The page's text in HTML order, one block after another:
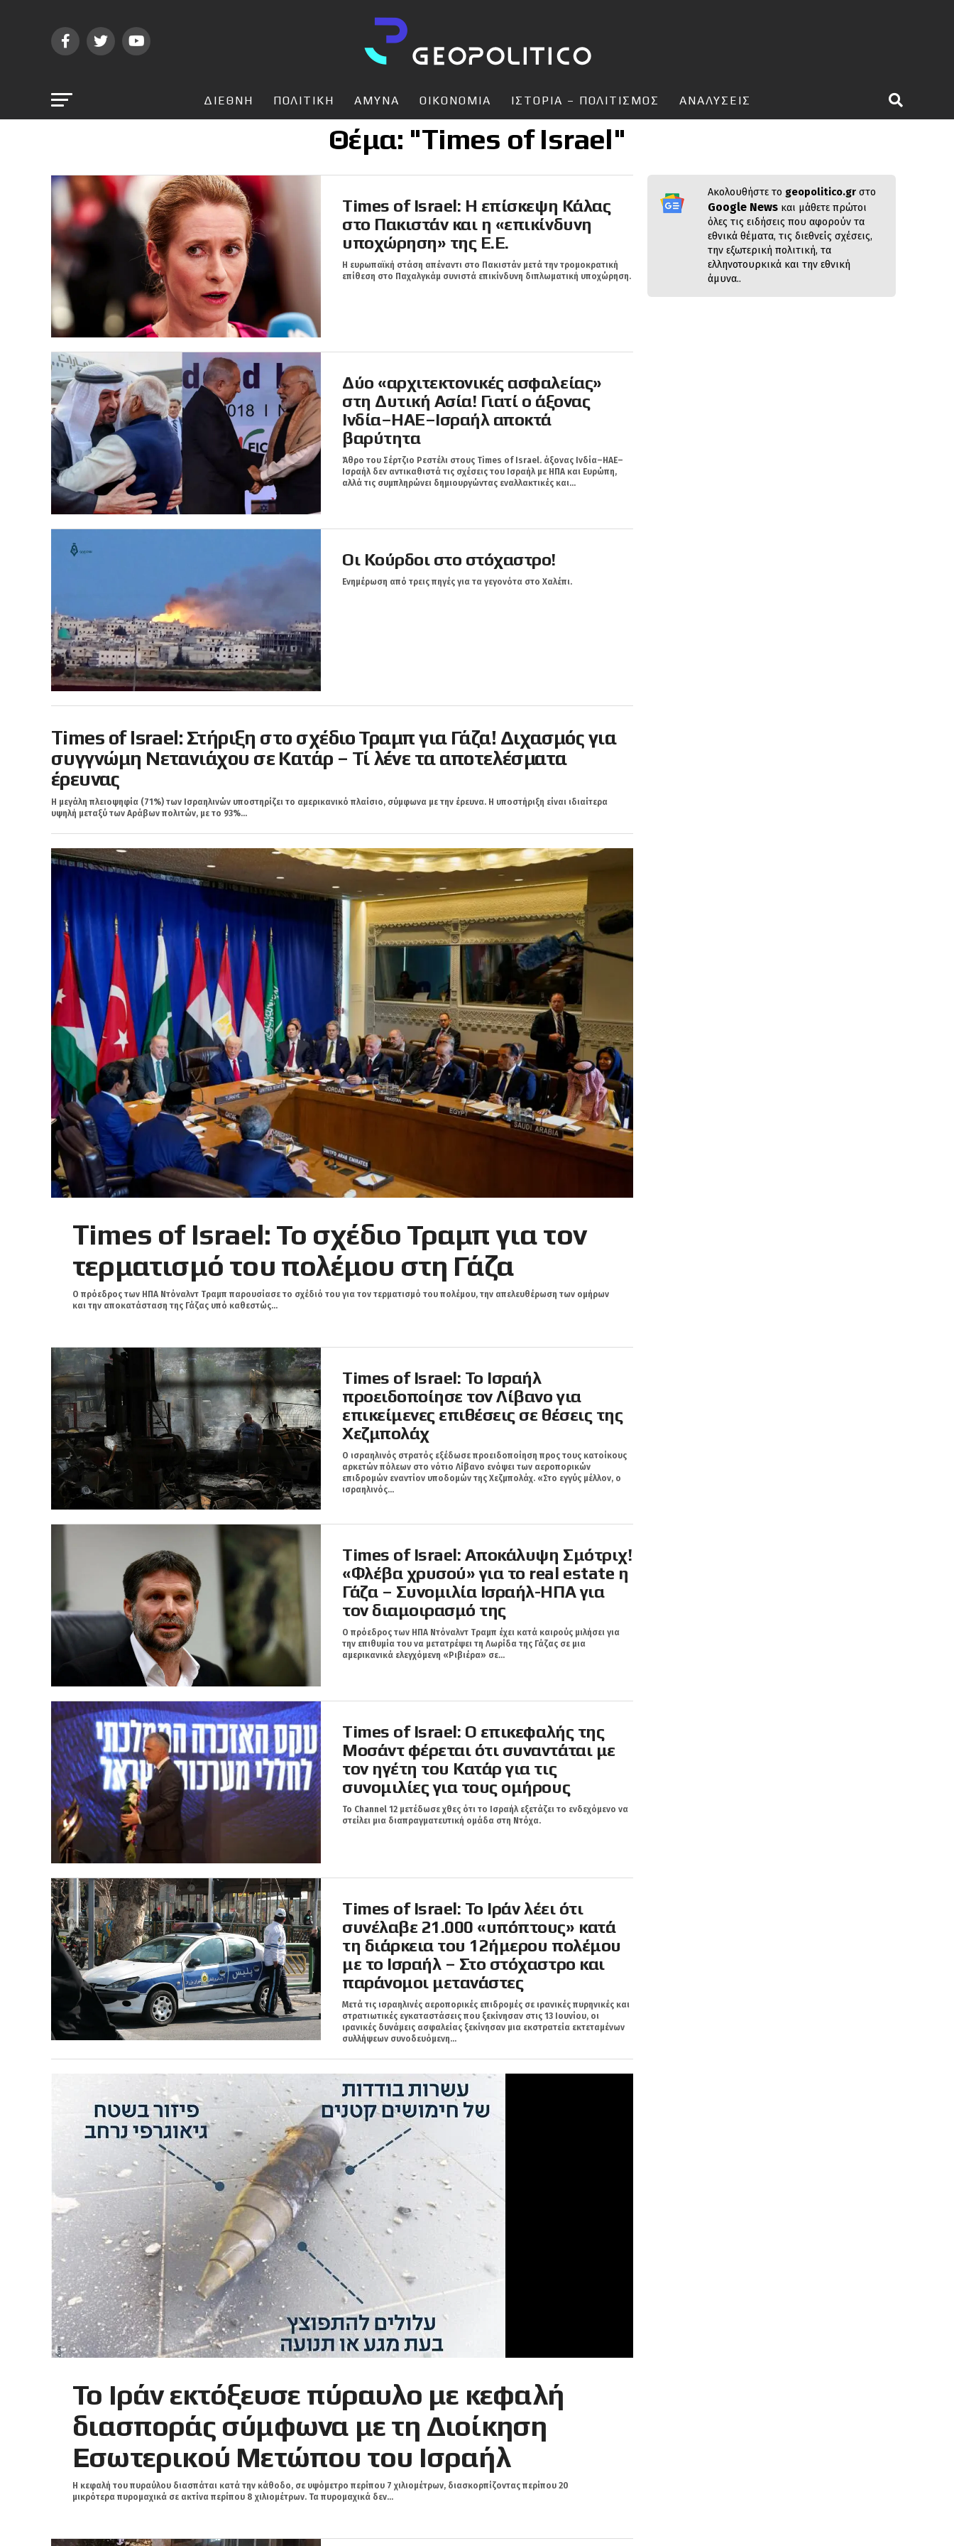
ΔΙΕΘΝΗ ΠΟΛΙΤΙΚΗ ΑΜΥΝΑ ΟΙΚΟΝΟΜΙΑ ΙΣΤΟΡΙΑ – ΠΟΛΙΤΙΣΜΟΣ ΑΝΑΛΥΣΕΙΣ
Θέμα: "Times of Israel"
Times of Israel: Η επίσκεψη Κάλας
στο Πακιστάν και η «επικίνδυνη
υποχώρηση» της Ε.Ε.
H ευρωπαϊκή στάση απέναντι στο Πακιστάν μετά την τρομοκρατική
επίθεση στο Παχαλγκάμ συνιστά επικίνδυνη διπλωματική υποχώρηση.
Δύο «αρχιτεκτονικές ασφαλείας»
στη Δυτική Ασία! Γιατί ο άξονας
Ινδία–ΗΑΕ–Ισραήλ αποκτά
βαρύτητα
Άθρο του Σέρτζιο Ρεστέλι στους Times of Israel. άξονας Ινδία–ΗΑΕ–
Ισραήλ δεν αντικαθιστά τις σχέσεις του Ισραήλ με ΗΠΑ και Ευρώπη,
αλλά τις συμπληρώνει δημιουργώντας εναλλακτικές και...
Οι Κούρδοι στο στόχαστρο!
Ενημέρωση από τρεις πηγές για τα γεγονότα στο Χαλέπι.
Times of Israel: Στήριξη στο σχέδιο Τραμπ για Γάζα! Διχασμός για
συγγνώμη Νετανιάχου σε Κατάρ – Τί λένε τα αποτελέσματα
έρευνας
Η μεγάλη πλειοψηφία (71%) των Ισραηλινών υποστηρίζει το αμερικανικό πλαίσιο, σύμφωνα με την έρευνα. Η υποστήριξη είναι ιδιαίτερα
υψηλή μεταξύ των Αράβων πολιτών, με το 93%...
Times of Israel: Το σχέδιο Τραμπ για τον
τερματισμό του πολέμου στη Γάζα
Ο πρόεδρος των ΗΠΑ Ντόναλντ Τραμπ παρουσίασε το σχέδιό του για τον τερματισμό του πολέμου, την απελευθέρωση των ομήρων
και την αποκατάσταση της Γάζας υπό καθεστώς...
Times of Israel: Το Ισραήλ
προειδοποίησε τον Λίβανο για
επικείμενες επιθέσεις σε θέσεις της
Χεζμπολάχ
Ο ισραηλινός στρατός εξέδωσε προειδοποίηση προς τους κατοίκους
αρκετών πόλεων στο νότιο Λίβανο ενόψει των αεροπορικών
επιδρομών εναντίον υποδομών της Χεζμπολάχ. «Στο εγγύς μέλλον, ο
ισραηλινός...
Times of Israel: Αποκάλυψη Σμότριχ!
«Φλέβα χρυσού» για το real estate η
Γάζα – Συνομιλία Ισραήλ-ΗΠΑ για
τον διαμοιρασμό της
Ο πρόεδρος των ΗΠΑ Ντόναλντ Τραμπ έχει κατά καιρούς μιλήσει για
την επιθυμία του να μετατρέψει τη Λωρίδα της Γάζας σε μια
αμερικανικά ελεγχόμενη «Ριβιέρα» σε...
Times of Israel: Ο επικεφαλής της
Μοσάντ φέρεται ότι συναντάται με
τον ηγέτη του Κατάρ για τις
συνομιλίες για τους ομήρους
Το Channel 12 μετέδωσε χθες ότι το Ισραήλ εξετάζει το ενδεχόμενο να
στείλει μια διαπραγματευτική ομάδα στη Ντόχα.
Times of Israel: Το Ιράν λέει ότι
συνέλαβε 21.000 «υπόπτους» κατά
τη διάρκεια του 12ήμερου πολέμου
με το Ισραήλ – Στο στόχαστρο και
παράνομοι μετανάστες
Μετά τις ισραηλινές αεροπορικές επιδρομές σε ιρανικές πυρηνικές και
στρατιωτικές εγκαταστάσεις που ξεκίνησαν στις 13 Ιουνίου, οι
ιρανικές δυνάμεις ασφαλείας ξεκίνησαν μια εκστρατεία εκτεταμένων
συλλήψεων συνοδευόμενη...
Το Ιράν εκτόξευσε πύραυλο με κεφαλή
διασποράς σύμφωνα με τη Διοίκηση
Εσωτερικού Μετώπου του Ισραήλ
Η κεφαλή του πυραύλου διασπάται κατά την κάθοδο, σε υψόμετρο περίπου 7 χιλιομέτρων, διασκορπίζοντας περίπου 20
μικρότερα πυρομαχικά σε ακτίνα περίπου 8 χιλιομέτρων. Τα πυρομαχικά δεν...
Ακολουθήστε το geopolitico.gr στο
Google News και μάθετε πρώτοι
όλες τις ειδήσεις που αφορούν τα
εθνικά θέματα, τις διεθνείς σχέσεις,
την εξωτερική πολιτική, τα
ελληνοτουρκικά και την εθνική
άμυνα..